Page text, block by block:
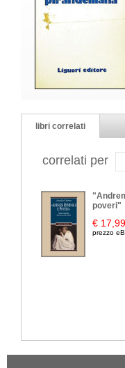
libri correlati
correlati per
poveri"
€ 17,99
prezzo